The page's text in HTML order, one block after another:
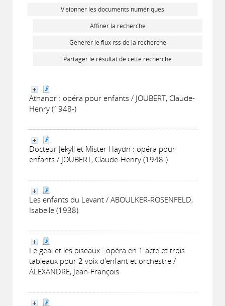
Visionner les documents numériques
Affiner la recherche
Générer le flux rss de la recherche
Partager le résultat de cette recherche
Athanor : opéra pour enfants / JOUBERT, Claude-
Henry (1948-)
Docteur Jekyll et Mister Haydn : opéra pour
enfants / JOUBERT, Claude-Henry (1948-)
Les enfants du Levant / ABOULKER-ROSENFELD,
Isabelle (1938)
Le geai et les oiseaux : opéra en 1 acte et trois
tableaux pour 2 voix d'enfant et orchestre /
ALEXANDRE, Jean-François